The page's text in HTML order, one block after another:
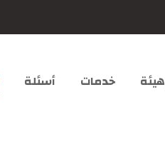
خدمات أسئلة